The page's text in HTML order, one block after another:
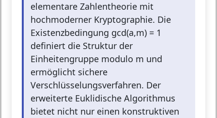
elementare Zahlentheorie mit
hochmoderner Kryptographie. Die
Existenzbedingung gcd(a,m) = 1
definiert die Struktur der
Einheitengruppe modulo m und
ermöglicht sichere
Verschlüsselungsverfahren. Der
erweiterte Euklidische Algorithmus
bietet nicht nur einen konstruktiven